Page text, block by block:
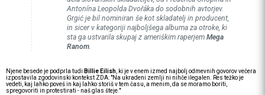
Antonína Leopolda Dvořáka do sodobnih avtorjev.
Grgić je bil nominiran še kot skladatelj in producent,
in sicer v kategoriji najboljšega albuma za otroke, ki
sta ga ustvarila skupaj z ameriškim raperjem Mega
Ranom.
Njene besede je podprla tudi Billie Eilish , ki je v enem izmed najbolj odmevnih govorov večera
izpostavila zgodovinski kontekst ZDA: "Na ukradeni zemlji ni nihče ilegalen. Res težko je
vedeti, kaj lahko poveš in kaj lahko storiš v tem času, a menim, da se moramo boriti,
spregovoriti in protestirati - naš glas šteje."